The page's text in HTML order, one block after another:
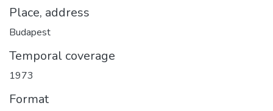
Place, address
Budapest
Temporal coverage
1973
Format